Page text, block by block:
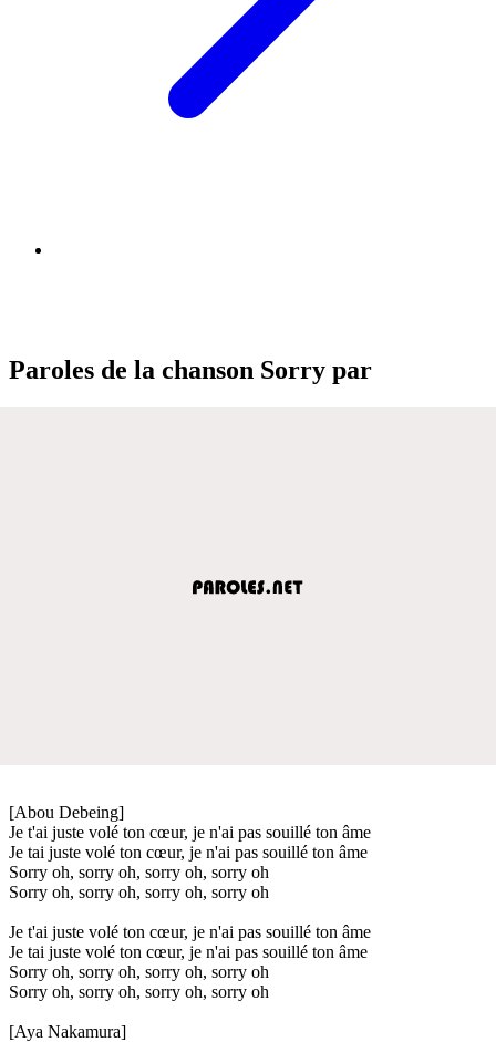
Paroles de la chanson Sorry par
[Abou Debeing]
Je t'ai juste volé ton cœur, je n'ai pas souillé ton âme
Je tai juste volé ton cœur, je n'ai pas souillé ton âme
Sorry oh, sorry oh, sorry oh, sorry oh
Sorry oh, sorry oh, sorry oh, sorry oh
Je t'ai juste volé ton cœur, je n'ai pas souillé ton âme
Je tai juste volé ton cœur, je n'ai pas souillé ton âme
Sorry oh, sorry oh, sorry oh, sorry oh
Sorry oh, sorry oh, sorry oh, sorry oh
[Aya Nakamura]